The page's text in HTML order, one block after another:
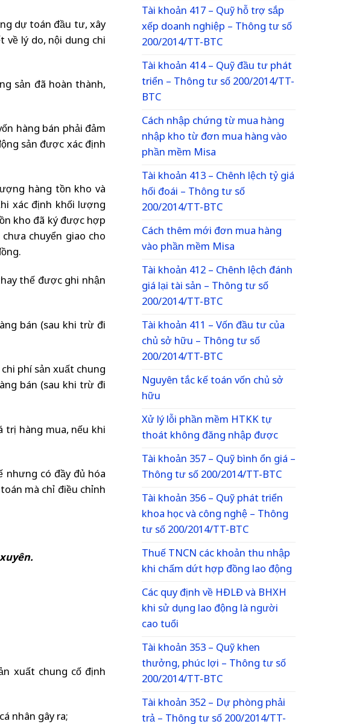
dự toán đầu tư, xây
lý do, nội dung chi
sản đã hoàn thành,
hàng bán phải đảm
sản được xác định
hàng tồn kho và
xác định khối lượng
kho đã ký được hợp
chuyển giao cho
thế được ghi nhận
bán (sau khi trừ đi
phí sản xuất chung
bán (sau khi trừ đi
hàng mua, nếu khi
có đầy đủ hóa
mà chỉ điều chỉnh
xuất chung cố định
nhân gây ra;
Tài khoản 417 – Quỹ hỗ trợ sắp
xếp doanh nghiệp – Thông tư số
200/2014/TT-BTC
Tài khoản 414 – Quỹ đầu tư phát
triển – Thông tư số 200/2014/TT-
BTC
Cách nhập chứng từ mua hàng
nhập kho từ đơn mua hàng vào
phần mềm Misa
Tài khoản 413 – Chênh lệch tỷ giá
hối đoái – Thông tư số
200/2014/TT-BTC
Cách thêm mới đơn mua hàng
vào phần mềm Misa
Tài khoản 412 – Chênh lệch đánh
giá lại tài sản – Thông tư số
200/2014/TT-BTC
Tài khoản 411 – Vốn đầu tư của
chủ sở hữu – Thông tư số
200/2014/TT-BTC
Nguyên tắc kế toán vốn chủ sở
hữu
Xử lý lỗi phần mềm HTKK tự
thoát không đăng nhập được
Tài khoản 357 – Quỹ bình ổn giá –
Thông tư số 200/2014/TT-BTC
Tài khoản 356 – Quỹ phát triển
khoa học và công nghệ – Thông
tư số 200/2014/TT-BTC
Thuế TNCN các khoản thu nhập
khi chấm dứt hợp đồng lao động
Các quy định về HĐLĐ và BHXH
khi sử dụng lao động là người
cao tuổi
Tài khoản 353 – Quỹ khen
thưởng, phúc lợi – Thông tư số
200/2014/TT-BTC
Tài khoản 352 – Dự phòng phải
trả – Thông tư số 200/2014/TT-